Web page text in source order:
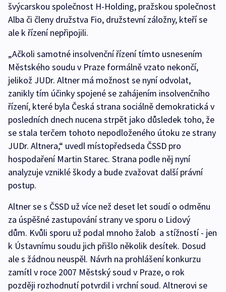
švýcarskou společnost H-Holding, pražskou společnost
Alba či členy družstva Fio, družstevní záložny, kteří se
ale k řízení nepřipojili.
„Ačkoli samotné insolvenční řízení tímto usnesením
Městského soudu v Praze formálně vzato nekončí,
jelikož JUDr. Altner má možnost se nyní odvolat,
zanikly tím účinky spojené se zahájením insolvenčního
řízení, které byla Česká strana sociálně demokratická v
posledních dnech nucena strpět jako důsledek toho, že
se stala terčem tohoto nepodloženého útoku ze strany
JUDr. Altnera,“ uvedl místopředseda ČSSD pro
hospodaření Martin Starec. Strana podle něj nyní
analyzuje vzniklé škody a bude zvažovat další právní
postup.
Altner se s ČSSD už více než deset let soudí o odměnu
za úspěšné zastupování strany ve sporu o Lidový
dům. Kvůli sporu už podal mnoho žalob a stížností - jen
k Ústavnímu soudu jich přišlo několik desítek. Dosud
ale s žádnou neuspěl. Návrh na prohlášení konkurzu
zamítl v roce 2007 Městský soud v Praze, o rok
později rozhodnutí potvrdil i vrchní soud. Altnerovi se